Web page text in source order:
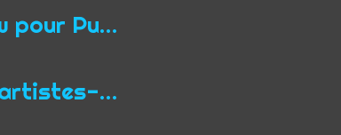
Interview pour Purple Hour à propos du programme Focus Queer de Midpoint
« Nous, artistes-auteurs, exigeons une nouvelle “loi Jean Zay” adaptée aux conditions actuelles de l’exercice de nos professions »